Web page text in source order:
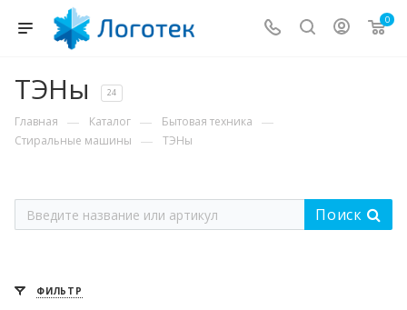
0
ТЭНы 24
Главная — Каталог — Бытовая техника —
Стиральные машины — ТЭНы
Поиск
ФИЛЬТР